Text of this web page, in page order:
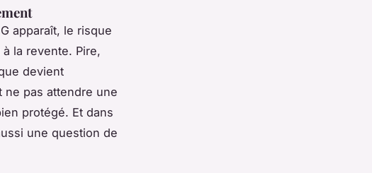
apparaît, le risque
à la revente. Pire,
devient
ne pas attendre une
protégé. Et dans
une question de